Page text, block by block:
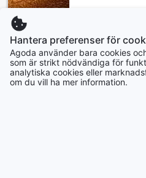
Indonesien
172397 boenden
Visa
Hantera preferenser för
Agoda använder bara cookies
som är strikt nödvändiga för
analytiska cookies eller
om du vill ha mer information.